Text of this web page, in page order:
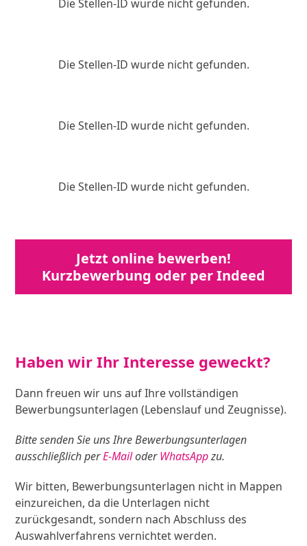
Die Stellen-ID wurde nicht gefunden.
Die Stellen-ID wurde nicht gefunden.
Die Stellen-ID wurde nicht gefunden.
Die Stellen-ID wurde nicht gefunden.
Jetzt online bewerben!
Kurzbewerbung oder per Indeed
Haben wir Ihr Interesse geweckt?
Dann freuen wir uns auf Ihre vollständigen
Bewerbungsunterlagen (Lebenslauf und Zeugnisse).
Bitte senden Sie uns Ihre Bewerbungsunterlagen
ausschließlich perE-MailoderWhatsAppzu.
Wir bitten, Bewerbungsunterlagen nicht in Mappen
einzureichen, da die Unterlagen nicht
zurückgesandt, sondern nach Abschluss des
Auswahlverfahrens vernichtet werden.